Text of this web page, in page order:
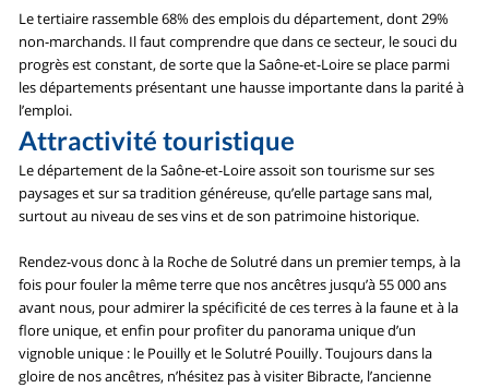
Le tertiaire rassemble 68% des emplois du département, dont 29%
non-marchands. Il faut comprendre que dans ce secteur, le souci du
progrès est constant, de sorte que la Saône-et-Loire se place parmi
les départements présentant une hausse importante dans la parité à
l’emploi.
Attractivité touristique
Le département de la Saône-et-Loire assoit son tourisme sur ses
paysages et sur sa tradition généreuse, qu’elle partage sans mal,
surtout au niveau de ses vins et de son patrimoine historique.
Rendez-vous donc à la Roche de Solutré dans un premier temps, à la
fois pour fouler la même terre que nos ancêtres jusqu’à 55 000 ans
avant nous, pour admirer la spécificité de ces terres à la faune et à la
flore unique, et enfin pour profiter du panorama unique d’un
vignoble unique : le Pouilly et le Solutré Pouilly. Toujours dans la
gloire de nos ancêtres, n’hésitez pas à visiter Bibracte, l’ancienne